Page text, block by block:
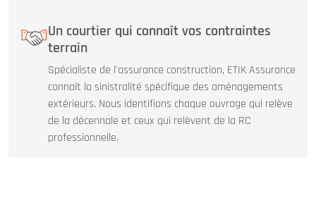
Un courtier qui connaît vos contraintes
terrain
Spécialiste de l'assurance construction, ETIK Assurance
connaît la sinistralité spécifique des aménagements
extérieurs. Nous identifions chaque ouvrage qui relève
de la décennale et ceux qui relèvent de la RC
professionnelle.